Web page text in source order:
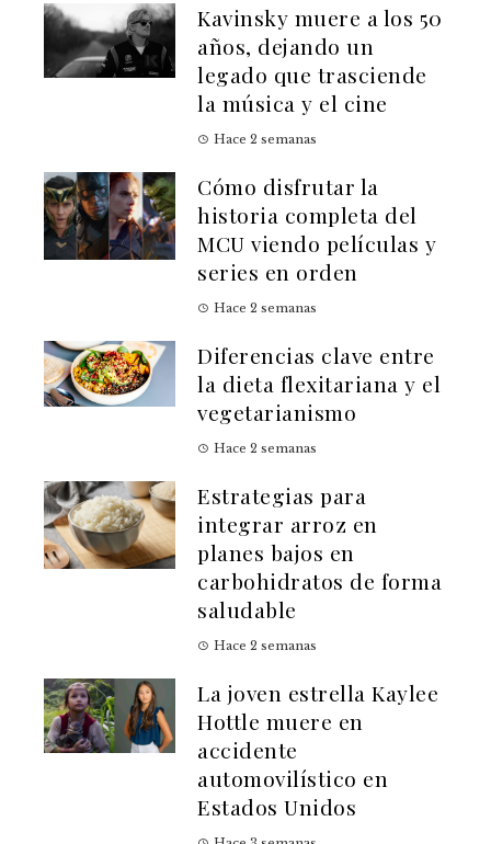
Kavinsky muere a los 50
años, dejando un
legado que trasciende
la música y el cine
Hace 2 semanas
Cómo disfrutar la
historia completa del
MCU viendo películas y
series en orden
Hace 2 semanas
Diferencias clave entre
la dieta flexitariana y el
vegetarianismo
Hace 2 semanas
Estrategias para
integrar arroz en
planes bajos en
carbohidratos de forma
saludable
Hace 2 semanas
La joven estrella Kaylee
Hottle muere en
accidente
automovilístico en
Estados Unidos